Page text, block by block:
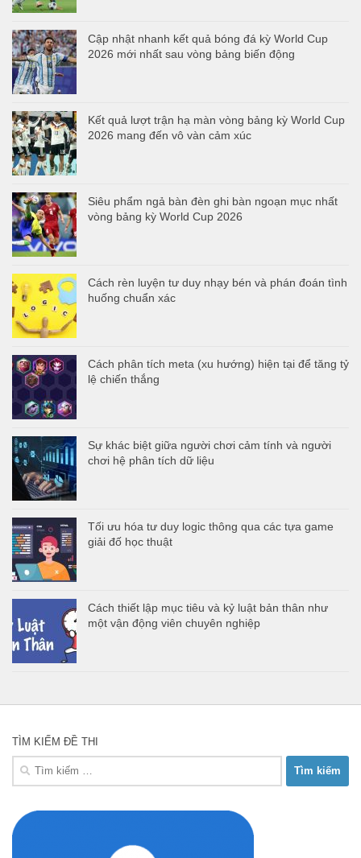
Cập nhật nhanh kết quả bóng đá kỳ World Cup
2026 mới nhất sau vòng bảng biến động
Kết quả lượt trận hạ màn vòng bảng kỳ World Cup
2026 mang đến vô vàn cảm xúc
Siêu phẩm ngả bàn đèn ghi bàn ngoạn mục nhất
vòng bảng kỳ World Cup 2026
Cách rèn luyện tư duy nhạy bén và phán đoán tình
huống chuẩn xác
Cách phân tích meta (xu hướng) hiện tại để tăng tỷ
lệ chiến thắng
Sự khác biệt giữa người chơi cảm tính và người
chơi hệ phân tích dữ liệu
Tối ưu hóa tư duy logic thông qua các tựa game
giải đố học thuật
Cách thiết lập mục tiêu và kỷ luật bản thân như
một vận động viên chuyên nghiệp
TÌM KIẾM ĐỀ THI
Tìm